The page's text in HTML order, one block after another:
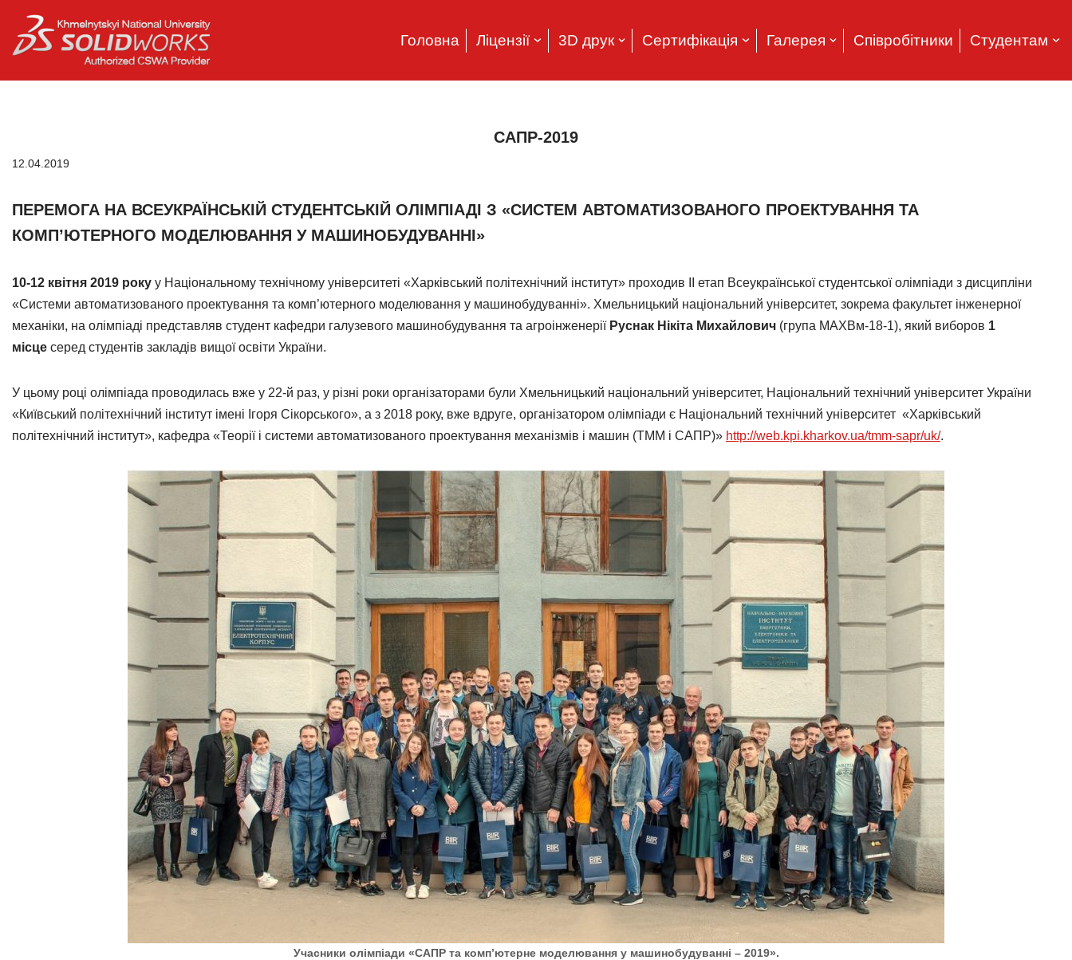
Перейти
Головна Ліцензії 3D друк Сертифікація Галерея Співробітники Студентам
САПР-2019
12.04.2019
ПЕРЕМОГА НА ВСЕУКРАЇНСЬКІЙ СТУДЕНТСЬКІЙ ОЛІМПІАДІ З «СИСТЕМ АВТОМАТИЗОВАНОГО ПРОЕКТУВАННЯ ТА
КОМП’ЮТЕРНОГО МОДЕЛЮВАННЯ У МАШИНОБУДУВАННІ»
10-12 квітня 2019 року у Національному технічному університеті «Харківський політехнічний інститут» проходив ІІ етап Всеукраїнської студентської олімпіади з дисципліни
«Системи автоматизованого проектування та комп’ютерного моделювання у машинобудуванні». Хмельницький національний університет, зокрема факультет інженерної
механіки, на олімпіаді представляв студент кафедри галузевого машинобудування та агроінженерії Руснак Нікіта Михайлович (група МАХВм-18-1), який виборов 1
місце серед студентів закладів вищої освіти України.
У цьому році олімпіада проводилась вже у 22-й раз, у різні роки організаторами були Хмельницький національний університет, Національний технічний університет України
«Київський політехнічний інститут імені Ігоря Сікорського», а з 2018 року, вже вдруге, організатором олімпіади є Національний технічний університет «Харківський
політехнічний інститут», кафедра «Теорії і системи автоматизованого проектування механізмів і машин (ТММ і САПР)» http://web.kpi.kharkov.ua/tmm-sapr/uk/.
Учасники олімпіади «САПР та комп’ютерне моделювання у машинобудуванні – 2019».